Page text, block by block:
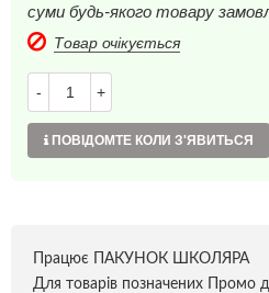
суми будь-якого товару
Товар очікується
- +
ПОВІДОМТЕ КОЛИ З'ЯВИТЬСЯ
Працює ПАКУНОК ШКОЛЯРА
Для товарів позначених Промо